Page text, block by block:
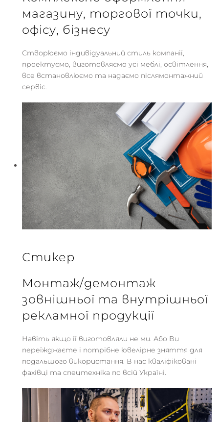
магазину, торгової точки,
офісу, бізнесу
Створюємо індивідуальний стиль компанії,
проектуємо, виготовляємо усі меблі, освітлення,
все встановлюємо та надаємо післямонтажний
сервіс.
Стикер
Монтаж/демонтаж
зовнішньої та внутрішньої
рекламної продукції
Навіть якщо її виготовляли не ми. Або Ви
переїжджаєте і потрібне ювелірне зняття для
подальшого використання. В нас кваліфіковані
фахівці та спецтехніка по всій Україні.